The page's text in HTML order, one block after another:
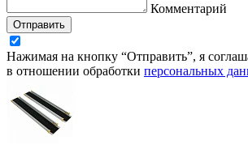
Комментарий
Отправить
Нажимая на кнопку “Отправить”, я
в отношении обработки персональных